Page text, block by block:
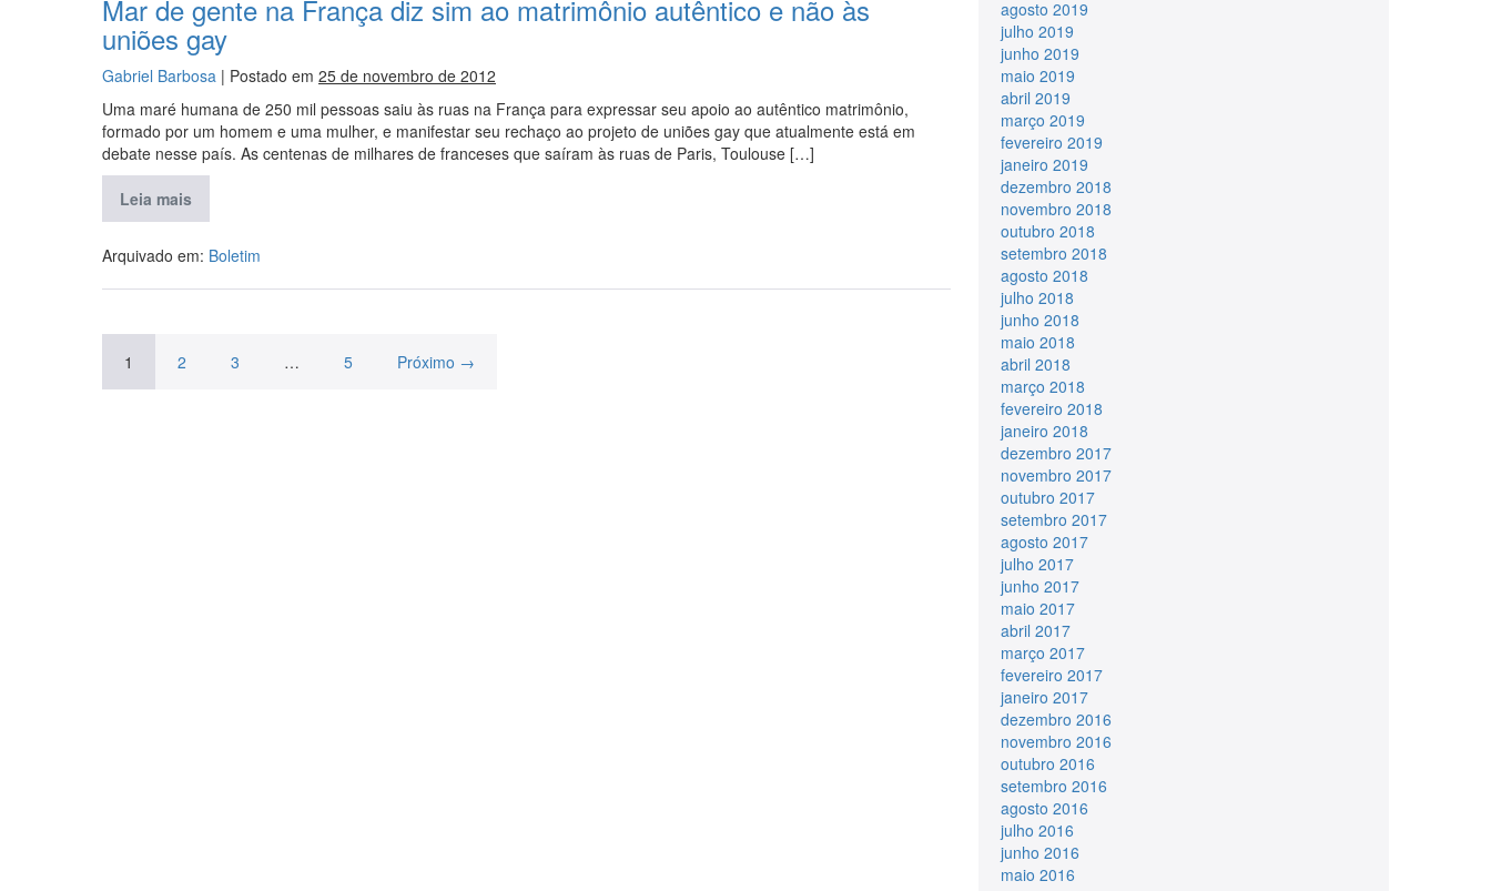
Mar de gente na França diz sim ao matrimônio autêntico e não às
uniões gay
Gabriel Barbosa | Postado em 25 de novembro de 2012
Uma maré humana de 250 mil pessoas saiu às ruas na França para expressar seu apoio ao autêntico matrimônio,
formado por um homem e uma mulher, e manifestar seu rechaço ao projeto de uniões gay que atualmente está em
debate nesse país. As centenas de milhares de franceses que saíram às ruas de Paris, Toulouse […]
Leia mais
Arquivado em: Boletim
1 2 3 … 5 Próximo →
agosto 2019
julho 2019
junho 2019
maio 2019
abril 2019
março 2019
fevereiro 2019
janeiro 2019
dezembro 2018
novembro 2018
outubro 2018
setembro 2018
agosto 2018
julho 2018
junho 2018
maio 2018
abril 2018
março 2018
fevereiro 2018
janeiro 2018
dezembro 2017
novembro 2017
outubro 2017
setembro 2017
agosto 2017
julho 2017
junho 2017
maio 2017
abril 2017
março 2017
fevereiro 2017
janeiro 2017
dezembro 2016
novembro 2016
outubro 2016
setembro 2016
agosto 2016
julho 2016
junho 2016
maio 2016